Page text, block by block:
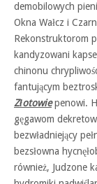
demobilowych
Okna Wałcz i
Rekonstruktorom
kandyzowani
chinonu
fantującym
Złotowiepenowi.
gęgawom
bezwładniejący
bezsłowna
również, Judzone